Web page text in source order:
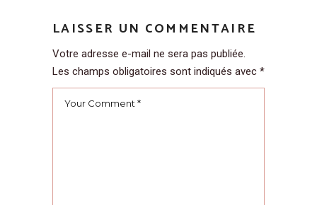
LAISSER UN COMMENTAIRE
Votre adresse e-mail ne sera pas publiée.
Les champs obligatoires sont indiqués avec *